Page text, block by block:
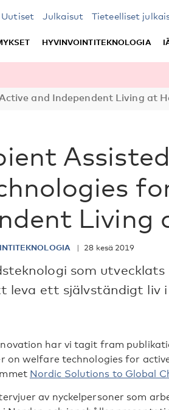
Uutiset Julkaisut Tieteelliset
HYVINVOINTITEKNOLOGIA
and Independent Living at
Living
28 kesä 2019
som
leva ett självständigt liv
har vi tagit fram
on welfare technologies for
Nordic Solutions to Global
av nyckelpersoner som